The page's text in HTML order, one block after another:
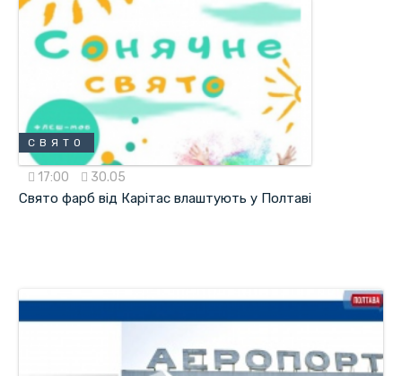
СВЯТО
17:00 30.05
Свято фарб від Карітас влаштують у Полтаві